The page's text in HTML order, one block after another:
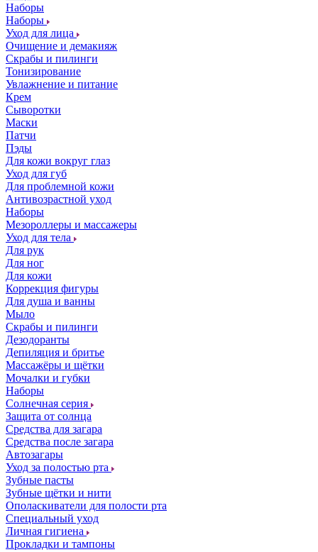
Наборы
Наборы
Уход для лица
Очищение и демакияж
Скрабы и пилинги
Тонизирование
Увлажнение и питание
Крем
Сыворотки
Маски
Патчи
Пэды
Для кожи вокруг глаз
Уход для губ
Для проблемной кожи
Антивозрастной уход
Наборы
Мезороллеры и массажеры
Уход для тела
Для рук
Для ног
Для кожи
Коррекция фигуры
Для душа и ванны
Мыло
Скрабы и пилинги
Дезодоранты
Депиляция и бритье
Массажёры и щётки
Мочалки и губки
Наборы
Солнечная серия
Защита от солнца
Средства для загара
Средства после загара
Автозагары
Уход за полостью рта
Зубные пасты
Зубные щётки и нити
Ополаскиватели для полости рта
Специальный уход
Личная гигиена
Прокладки и тампоны